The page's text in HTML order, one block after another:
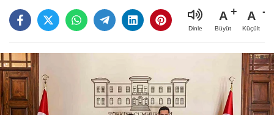
Dinle
A
Büyüt
A
Küçült